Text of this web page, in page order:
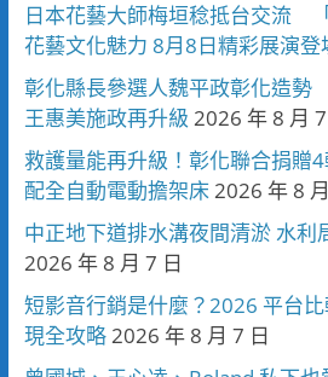
日本花藝大師梅垣稔抵台交流
花藝文化魅力 8月8日精彩展演登
彰化縣長參選人魏平政彰化造
王惠美施政再升級 2026 年 8 月
救護量能再升級！彰化聯合捐
配全自動電動擔架床2026 年 8
中正地下道排水溝夜間清淤 水利
2026 年 8 月 7 日
短影音行銷是什麼？2026 平台
現全攻略2026 年 8 月 7 日